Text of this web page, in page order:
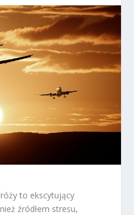
to ekscytujący
źródłem stresu,